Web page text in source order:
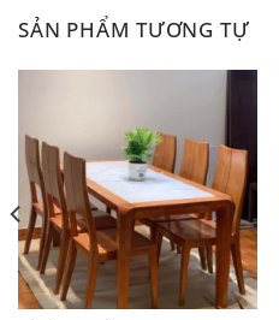
SẢN PHẨM TƯƠNG TỰ